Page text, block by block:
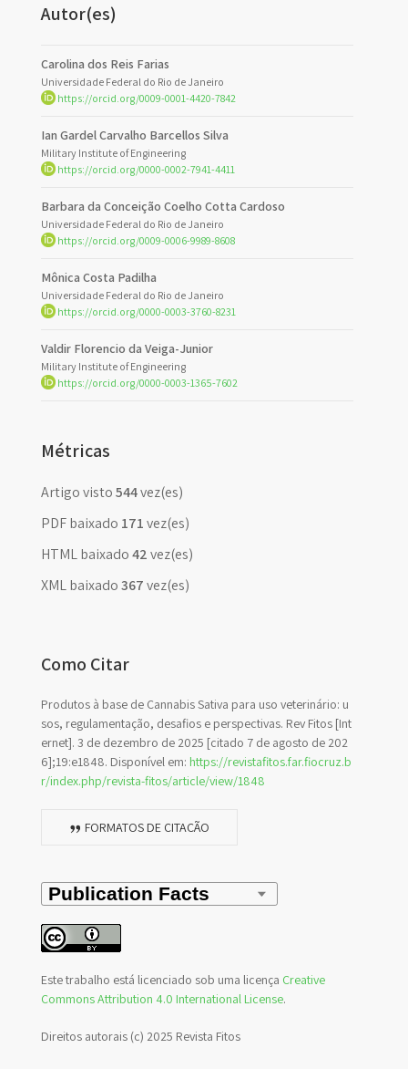
Autor(es)
Carolina dos Reis Farias
Universidade Federal do Rio de Janeiro
https://orcid.org/0009-0001-4420-7842
Ian Gardel Carvalho Barcellos Silva
Military Institute of Engineering
https://orcid.org/0000-0002-7941-4411
Barbara da Conceição Coelho Cotta Cardoso
Universidade Federal do Rio de Janeiro
https://orcid.org/0009-0006-9989-8608
Mônica Costa Padilha
Universidade Federal do Rio de Janeiro
https://orcid.org/0000-0003-3760-8231
Valdir Florencio da Veiga-Junior
Military Institute of Engineering
https://orcid.org/0000-0003-1365-7602
Métricas
Artigo visto544vez(es)
PDF baixado 171vez(es)
HTML baixado42vez(es)
XML baixado367vez(es)
Como Citar
Produtos à base de Cannabis Sativa para uso veterinário: u
sos, regulamentação, desafios e perspectivas. Rev Fitos [Int
ernet]. 3 de dezembro de 2025 [citado 7 de agosto de 202
6];19:e1848. Disponível em: https://revistafitos.far.fiocruz.b
r/index.php/revista-fitos/article/view/1848
FORMATOS DE CITAÇÃO
Este trabalho está licenciado sob uma licença Creative
Commons Attribution 4.0 International License.
Direitos autorais (c) 2025 Revista Fitos